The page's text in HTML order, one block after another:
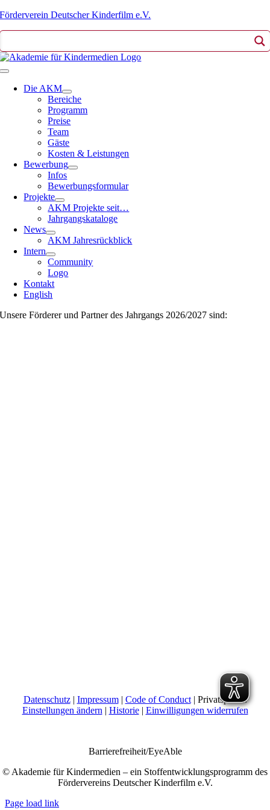
Zum
Förderverein Deutscher Kinderfilm e.V.
Toggle
NavigationDie AKM
Bereiche
Programm
Preise
Team
Gäste
Kosten & Leistungen
Bewerbung
Infos
Bewerbungsformular
Projekte
AKM Projekte seit…
Jahrgangskataloge
News
AKM Jahresrückblick
Intern
Community
Logo
Kontakt
English
Unsere Förderer und Partner des Jahrgangs 2026/2027 sind:
Datenschutz| Impressum| Code of Conduct| Privatsphäre:
Einstellungen ändern | Historie| Einwilligungen widerrufen
Barrierefreiheit/EyeAble
© Akademie für Kindermedien – ein Stoffentwicklungsprogramm des
Fördervereins Deutscher Kinderfilm e.V.
Page load link